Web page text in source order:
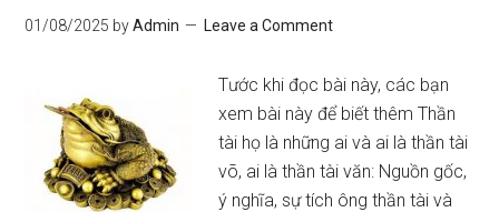
01/08/2025 byAdmin Leave a Comment
Tước khi đọc bài này, các bạn
xem bài này để biết thêm Thần
tài họ là những ai và ai là thần tài
võ, ai là thần tài văn: Nguồn gốc,
ý nghĩa, sự tích ông thần tài và